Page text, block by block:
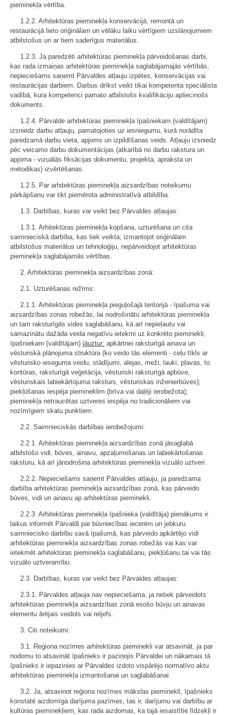
pieminekļa vērtība.
1.2.2. Arhitektūras pieminekļa konservācijā, remontā un
restaurācijā lieto oriģinālam un vēlāku laiku vērtīgiem uzslāņojumiem
atbilstošus un ar tiem saderīgus materiālus.
1.2.3. Ja paredzēti arhitektūras pieminekļa pārveidošanas darbi,
kas rada izmaiņas arhitektūras pieminekļa saglabājamajās vērtībās,
nepieciešams saņemt Pārvaldes atļauju izpētes, konservācijas vai
restaurācijas darbiem. Darbus drīkst veikt tikai kompetenta speciālista
vadībā, kura kompetenci pamato atbilstošs kvalifikāciju apliecinošs
dokuments.
1.2.4. Pārvalde arhitektūras pieminekļa īpašniekam (valdītājam)
izsniedz darbu atļauju, pamatojoties uz iesniegumu, kurā norādīta
paredzamā darbu vieta, apjoms un izpildīšanas veids. Atļauju izsniedz
pēc veicamo darbu dokumentācijas (atkarībā no darbu rakstura un
apjoma - vizuālās fiksācijas dokumentu, projekta, apraksta un
metodikas) izvērtēšanas.
1.2.5. Par arhitektūras pieminekļa aizsardzības noteikumu
pārkāpšanu var tikt piemērota administratīvā atbildība.
1.3. Darbības, kuras var veikt bez Pārvaldes atļaujas:
1.3.1. Arhitektūras pieminekļa kopšana, uzturēšana un cita
saimnieciskā darbība, kas tiek veikta, izmantojot oriģinālam
atbilstošus materiālus un tehnoloģiju, nepārveidojot arhitektūras
pieminekļa saglabājamās vērtības.
2. Arhitektūras pieminekļa aizsardzības zonā:
2.1. Uzturēšanas režīms:
2.1.1. Arhitektūras pieminekļa pieguļošajā teritorijā - īpašuma vai
aizsardzības zonas robežās, lai nodrošinātu arhitektūras pieminekļa
un tam raksturīgās vides saglabāšanu, kā arī nepieļautu vai
samazinātu dažāda veida negatīvu ietekmi uz konkrēto pieminekli,
īpašniekam (valdītājam) jāuztur: apkārtnei raksturīgā ainava un
vēsturiskā plānojuma struktūra (ko veido tās elementi - ceļu tīkls ar
vēsturisko ieseguma veidu, stādījumi, alejas, meži, lauki, pļavas, to
kontūras, raksturīgā veģetācija, vēsturiski raksturīgā apbūve,
vēsturiskais labiekārtojuma raksturs, vēsturiskas inženierbūves);
piekļūšanas iespēja piemineklim (brīva vai daļēji ierobežota);
pieminekļa netraucētas uztveres iespēja no tradicionāliem vai
nozīmīgiem skatu punktiem.
2.2. Saimnieciskās darbības ierobežojumi:
2.2.1. Arhitektūras pieminekļa aizsardzības zonā jāsaglabā
atbilstošo vidi, būves, ainavu, apzaļumošanas un labiekārtošanas
raksturu, kā arī jānodrošina arhitektūras pieminekļa vizuālo uztveri.
2.2.2. Nepieciešams saņemt Pārvaldes atļauju, ja paredzama
darbība arhitektūras pieminekļa aizsardzības zonā, kas pārveido
būves, vidi un ainavu ap arhitektūras pieminekli.
2.2.3. Arhitektūras pieminekļa īpašnieka (valdītāja) pienākums ir
laikus informēt Pārvaldi par būvniecības iecerēm un jebkuru
saimniecisko darbību savā īpašumā, kas pārveido apkārtējo vidi
arhitektūras pieminekļa aizsardzības zonas robežās vai kas var
ietekmēt arhitektūras pieminekļa saglabāšanu, piekļūšanu tai vai tās
vizuālo uztveramību.
2.3. Darbības, kuras var veikt bez Pārvaldes atļaujas:
2.3.1. Pārvaldes atļauja nav nepieciešama, ja netiek pārveidots
arhitektūras pieminekļa aizsardzības zonā esošo būvju un ainavas
elementu ārējais veidols vai reljefs.
3. Citi noteikumi:
3.1. Reģiona nozīmes arhitektūras pieminekli var atsavināt, ja par
nodomu to atsavināt īpašnieks ir paziņojis Pārvaldei un nākamais tā
īpašnieks ir iepazinies ar Pārvaldes izdoto vispārējo normatīvo aktu
arhitektūras pieminekļa izmantošanai un saglabāšanai.
3.2. Ja, atsavinot reģiona nozīmes mākslas pieminekli, īpašnieks
konstatē aizdomīga darījuma pazīmes, tas ir, darījumu vai darbību ar
kultūras pieminekļiem, kas rada aizdomas, ka tajā iesaistītie līdzekļi ir